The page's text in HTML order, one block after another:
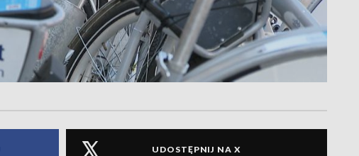
UDOSTĘPNIJ NA X